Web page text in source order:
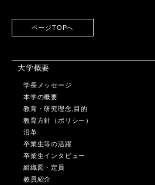
ページTOPへ
大学概要
学長メッセージ
本学の概要
教育・研究理念,目的
教育方針（ポリシー）
沿革
卒業生等の活躍
卒業生インタビュー
組織図・定員
教員紹介